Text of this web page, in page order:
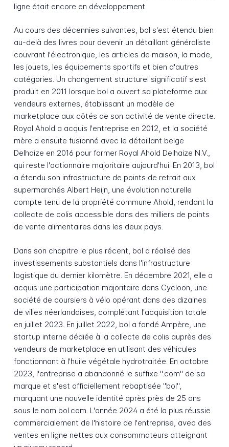
ligne était encore en développement.
Au cours des décennies suivantes, bol s'est étendu bien
au-delà des livres pour devenir un détaillant généraliste
couvrant l'électronique, les articles de maison, la mode,
les jouets, les équipements sportifs et bien d'autres
catégories. Un changement structurel significatif s'est
produit en 2011 lorsque bol a ouvert sa plateforme aux
vendeurs externes, établissant un modèle de
marketplace aux côtés de son activité de vente directe.
Royal Ahold a acquis l'entreprise en 2012, et la société
mère a ensuite fusionné avec le détaillant belge
Delhaize en 2016 pour former Royal Ahold Delhaize N.V.,
qui reste l'actionnaire majoritaire aujourd'hui. En 2013, bol
a étendu son infrastructure de points de retrait aux
supermarchés Albert Heijn, une évolution naturelle
compte tenu de la propriété commune Ahold, rendant la
collecte de colis accessible dans des milliers de points
de vente alimentaires dans les deux pays.
Dans son chapitre le plus récent, bol a réalisé des
investissements substantiels dans l'infrastructure
logistique du dernier kilomètre. En décembre 2021, elle a
acquis une participation majoritaire dans Cycloon, une
société de coursiers à vélo opérant dans des dizaines
de villes néerlandaises, complétant l'acquisition totale
en juillet 2023. En juillet 2022, bol a fondé Ampère, une
startup interne dédiée à la collecte de colis auprès des
vendeurs de marketplace en utilisant des véhicules
fonctionnant à l'huile végétale hydrotraitée. En octobre
2023, l'entreprise a abandonné le suffixe ".com" de sa
marque et s'est officiellement rebaptisée "bol",
marquant une nouvelle identité après près de 25 ans
sous le nom bol.com. L'année 2024 a été la plus réussie
commercialement de l'histoire de l'entreprise, avec des
ventes en ligne nettes aux consommateurs atteignant